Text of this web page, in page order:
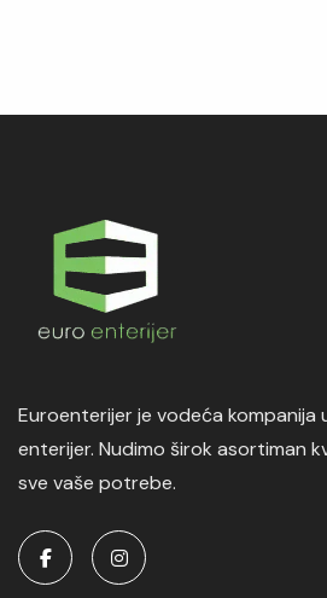
Euroenterijer je vodeća kompanija
enterijer. Nudimo širok asortiman
sve vaše potrebe.